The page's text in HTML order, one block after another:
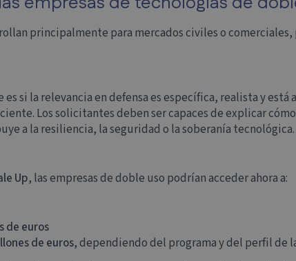
principalmente para mercados civiles o
es si la relevancia en defensa es específica, realista y
Los solicitantes deben ser capaces de explicar
a la resiliencia, la seguridad o la soberanía tecnológica.
Up, las empresas de doble uso podrían acceder ahora a:
de euros
de euros, dependiendo del programa y del perfil de